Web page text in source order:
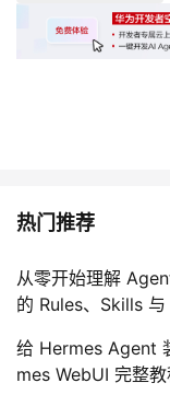
热门推荐
从零开始理解
的 Rules、Skills 与
给 Hermes Agent
mes WebUI 完整教